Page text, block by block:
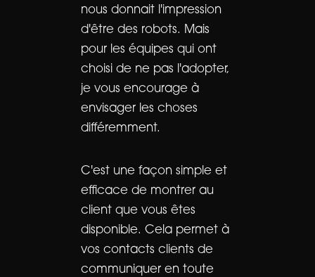
nous donnait l'impression
d'être des robots. Mais
pour les équipes qui ont
choisi de ne pas l'adopter,
je vous encourage à
envisager les choses
différemment.
C'est une façon simple et
efficace de montrer au
client que vous êtes
disponible. Cela permet à
vos contacts clients de
communiquer en toute